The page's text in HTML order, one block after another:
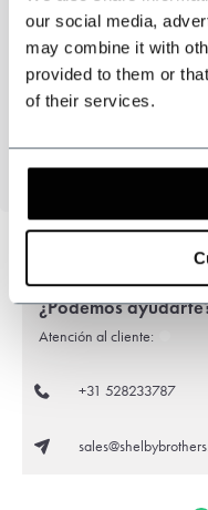
our social media,
may combine it with
provided to them or
of their services.
Elegante y auténtico
¿Podemos
Atención al cliente:
+31 528233787